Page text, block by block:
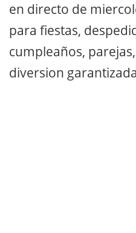
en directo de
para fiestas,
cumpleaños,
diversion